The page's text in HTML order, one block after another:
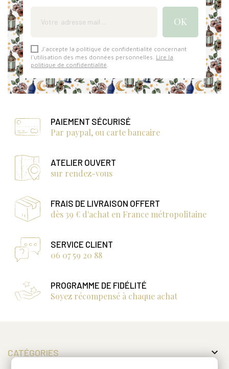
J'accepte la politique de confidentialité concernant
l'utilisation des mes données personnelles. Lire la
politique de confidentialité.
PAIEMENT SÉCURISÉ
Par paypal, ou carte bancaire
ATELIER OUVERT
sur rendez-vous
FRAIS DE LIVRAISON OFFERT
dès 39 € d'achat en France métropolitaine
SERVICE CLIENT
06 07 59 20 88
PROGRAMME DE FIDÉLITÉ
Soyez récompensé à chaque achat
CATÉGORIES
